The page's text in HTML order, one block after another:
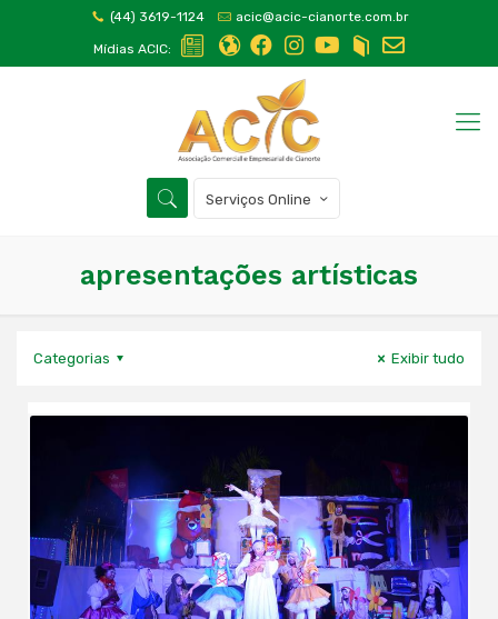
(44) 3619-1124 acic@acic-cianorte.com.br
Mídias ACIC:
Serviços Online
apresentações artísticas
Categorias Exibir tudo